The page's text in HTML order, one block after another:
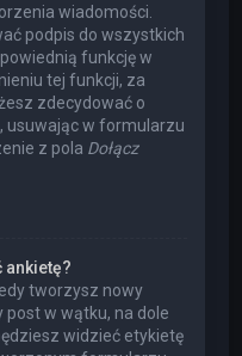
wiadomości.
podpis do wszystkich
funkcję w
tej funkcji, za
zdecydować o
usuwając w formularzu
z pola Dołącz
ankietę?
tworzysz nowy
w wątku, na dole
widzieć etykietę